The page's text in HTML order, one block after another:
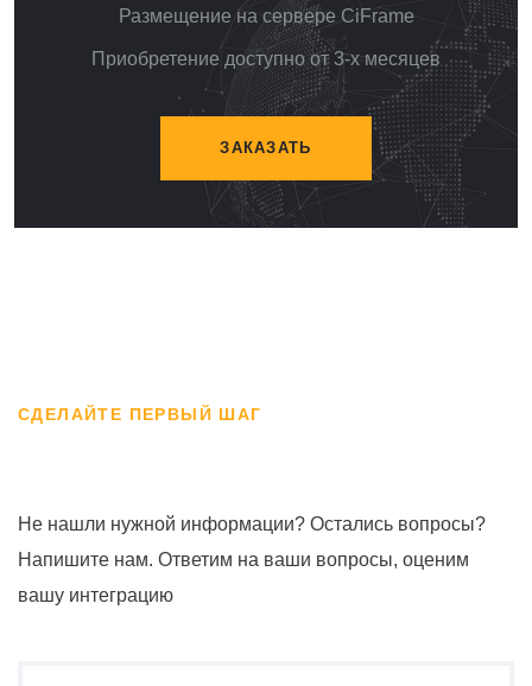
Размещение на сервере CiFrame
Приобретение доступно от 3-х месяцев
ЗАКАЗАТЬ
СДЕЛАЙТЕ ПЕРВЫЙ ШАГ
Не нашли нужной информации? Остались вопросы?
Напишите нам. Ответим на ваши вопросы, оценим
вашу интеграцию